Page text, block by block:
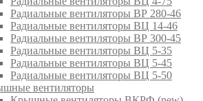
Радиальные вентиляторы ВР 280-46
Радиальные вентиляторы ВЦ 14-46
Радиальные вентиляторы ВР 300-45
Радиальные вентиляторы ВЦ 5-35
Радиальные вентиляторы ВЦ 5-45
Радиальные вентиляторы ВЦ 5-50
вентиляторы